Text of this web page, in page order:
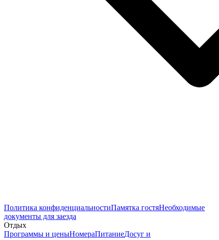
Политика конфиденциальностиПамятка гостяНеобходимые
документы для заезда
Отдых
Программы и ценыНомераПитаниеДосуг и